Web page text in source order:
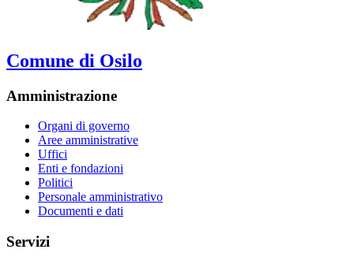
Comune di Osilo
Amministrazione
Organi di governo
Aree amministrative
Uffici
Enti e fondazioni
Politici
Personale amministrativo
Documenti e dati
Servizi